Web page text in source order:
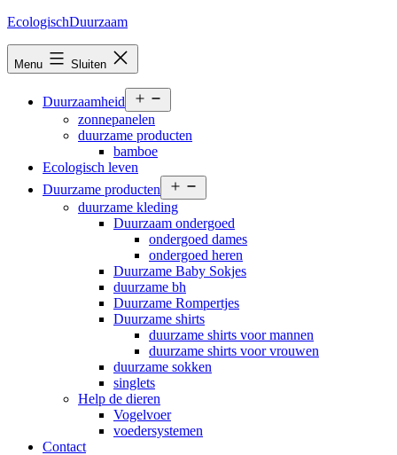
Ga
inhoud
EcologischDuurzaam
Menu Sluiten
Duurzaamheid
menu
zonnepanelen
duurzame producten
bamboe
Ecologisch leven
Duurzame producten
menu
duurzame kleding
Duurzaam ondergoed
ondergoed dames
ondergoed heren
Duurzame Baby Sokjes
duurzame bh
Duurzame Rompertjes
Duurzame shirts
duurzame shirts voor mannen
duurzame shirts voor vrouwen
duurzame sokken
singlets
Help de dieren
Vogelvoer
voedersystemen
Contact